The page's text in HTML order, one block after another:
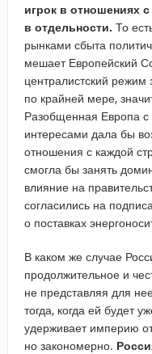
игрок в отношениях
в отдельности. То
рынками сбыта
мешает Европейский
централистский режим
по крайней мере,
Разобщенная Европа
интересами дала бы
отношения с каждой
смогла бы занять
влияние на
согласились на
о поставках
В каком же случае
продолжительное и
не представляя для
тогда, когда ей будет
удерживает империю
но закономерно.